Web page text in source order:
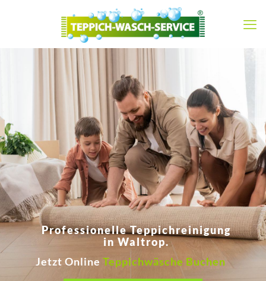
Jetzt Online Teppichwäsche Buchen
Professionelle Teppichreinigung
in Waltrop.